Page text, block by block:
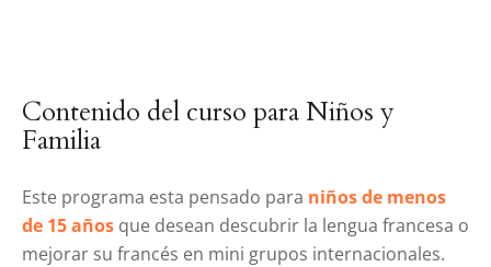
Contenido del curso para Niños y
Familia
Este programa esta pensado para niños de menos
de 15 años que desean descubrir la lengua francesa o
mejorar su francés en mini grupos internacionales.